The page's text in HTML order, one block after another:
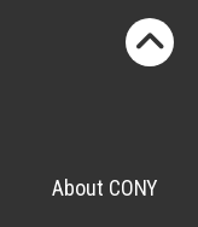
About CONY